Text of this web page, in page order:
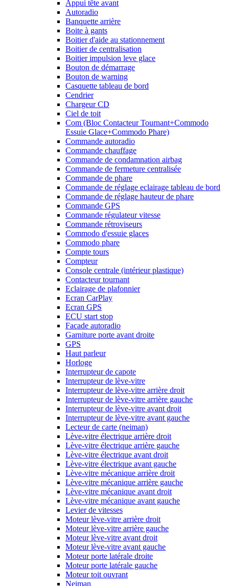
Appui tête avant
Autoradio
Banquette arrière
Boite à gants
Boitier d'aide au stationnement
Boitier de centralisation
Boitier impulsion leve glace
Bouton de démarrage
Bouton de warning
Casquette tableau de bord
Cendrier
Chargeur CD
Ciel de toit
Com (Bloc Contacteur Tournant+Commodo
Essuie Glace+Commodo Phare)
Commande autoradio
Commande chauffage
Commande de condamnation airbag
Commande de fermeture centralisée
Commande de phare
Commande de réglage eclairage tableau de bord
Commande de réglage hauteur de phare
Commande GPS
Commande régulateur vitesse
Commande rétroviseurs
Commodo d'essuie glaces
Commodo phare
Compte tours
Compteur
Console centrale (intérieur plastique)
Contacteur tournant
Eclairage de plafonnier
Ecran CarPlay
Ecran GPS
ECU start stop
Facade autoradio
Garniture porte avant droite
GPS
Haut parleur
Horloge
Interrupteur de capote
Interrupteur de lève-vitre
Interrupteur de lève-vitre arrière droit
Interrupteur de lève-vitre arrière gauche
Interrupteur de lève-vitre avant droit
Interrupteur de lève-vitre avant gauche
Lecteur de carte (neiman)
Lève-vitre électrique arrière droit
Lève-vitre électrique arrière gauche
Lève-vitre électrique avant droit
Lève-vitre électrique avant gauche
Lève-vitre mécanique arrière droit
Lève-vitre mécanique arrière gauche
Lève-vitre mécanique avant droit
Lève-vitre mécanique avant gauche
Levier de vitesses
Moteur lève-vitre arrière droit
Moteur lève-vitre arrière gauche
Moteur lève-vitre avant droit
Moteur lève-vitre avant gauche
Moteur porte latérale droite
Moteur porte latérale gauche
Moteur toit ouvrant
Neiman